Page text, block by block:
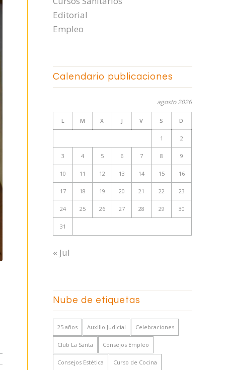
Editorial
Empleo
Calendario publicaciones
agosto 2026
L M X J V S D
1 2
3 4 5 6 7 8 9
10 11 12 13 14 15 16
17 18 19 20 21 22 23
24 25 26 27 28 29 30
31
« Jul
Nube de etiquetas
25 años Auxilio Judicial Celebraciones
Club La Santa Consejos Empleo
Consejos Estética Curso de Cocina